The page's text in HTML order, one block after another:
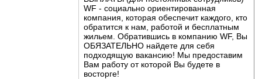
WF - социально ориентированная
компания, которая обеспечит каждого, кто
обратится к нам, работой и бесплатным
жильем. Обратившись в компанию WF, Вы
ОБЯЗАТЕЛЬНО найдете для себя
подходящую вакансию! Мы предоставим
Вам работу от которой Вы будете в
восторге!